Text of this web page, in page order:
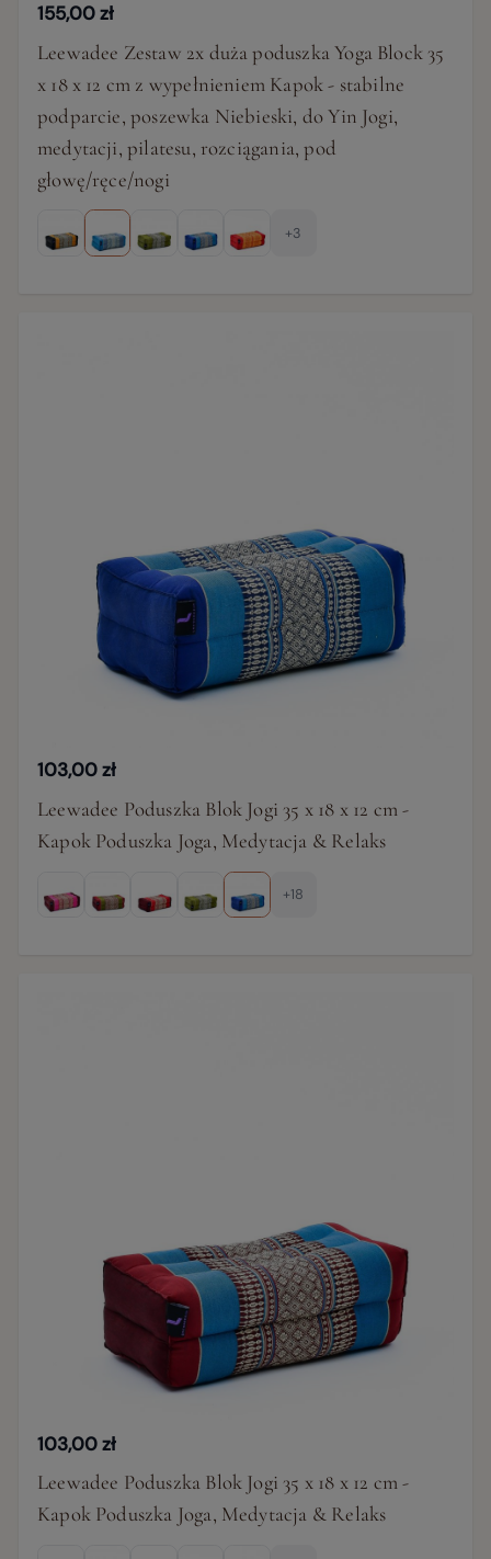
155,00 zł
Leewadee Zestaw 2x duża poduszka Yoga Block 35
x 18 x 12 cm z wypełnieniem Kapok - stabilne
podparcie, poszewka Niebieski, do Yin Jogi,
medytacji, pilatesu, rozciągania, pod
głowę/ręce/nogi
+3
103,00 zł
Leewadee Poduszka Blok Jogi 35 x 18 x 12 cm -
Kapok Poduszka Joga, Medytacja & Relaks
+18
103,00 zł
Leewadee Poduszka Blok Jogi 35 x 18 x 12 cm -
Kapok Poduszka Joga, Medytacja & Relaks